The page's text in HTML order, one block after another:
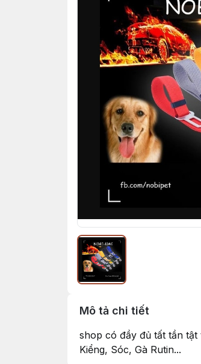
Mô tả chi tiết
shop có đầy đủ tất tần
Kiểng, Sóc, Gà Rutin...